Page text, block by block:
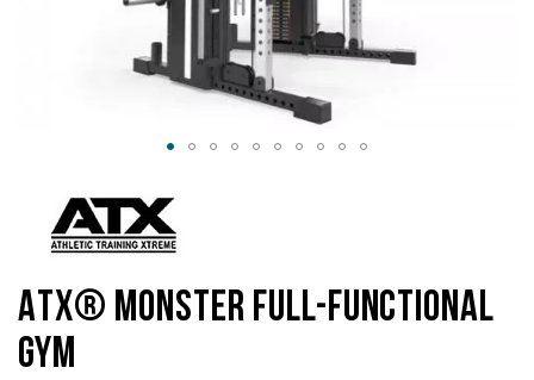
ATX® Monster Full-Functional
Gym
början
bildgalleriet